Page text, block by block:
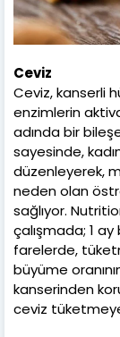
Ceviz
Ceviz, kanserli
enzimlerin
adında bir
sayesinde,
düzenleyerek,
neden olan
sağlıyor.
çalışmada; 1
farelerde,
büyüme
kanserinden
ceviz tüketmeye